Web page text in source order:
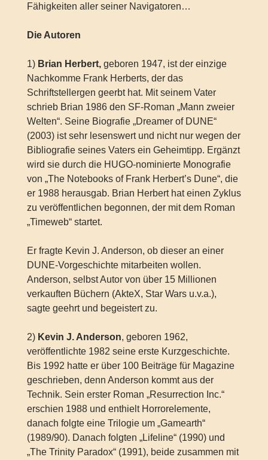
Fähigkeiten aller seiner Navigatoren…
Die Autoren
1) Brian Herbert,geboren 1947, ist der einzige
Nachkomme Frank Herberts, der das
Schriftstellergen geerbt hat. Mit seinem Vater
schrieb Brian 1986 den SF-Roman „Mann zweier
Welten“. Seine Biografie „Dreamer of DUNE“
(2003) ist sehr lesenswert und nicht nur wegen der
Bibliografie seines Vaters ein Geheimtipp. Ergänzt
wird sie durch die HUGO-nominierte Monografie
von „The Notebooks of Frank Herbert’s Dune“, die
er 1988 herausgab. Brian Herbert hat einen Zyklus
zu veröffentlichen begonnen, der mit dem Roman
„Timeweb“ startet.
Er fragte Kevin J. Anderson, ob dieser an einer
DUNE-Vorgeschichte mitarbeiten wollen.
Anderson, selbst Autor von über 15 Millionen
verkauften Büchern (AkteX, Star Wars u.v.a.),
sagte geehrt und begeistert zu.
2) Kevin J. Anderson, geboren 1962,
veröffentlichte 1982 seine erste Kurzgeschichte.
Bis 1992 hatte er über 100 Beiträge für Magazine
geschrieben, denn Anderson kommt aus der
Technik. Sein erster Roman „Resurrection Inc.“
erschien 1988 und enthielt Horrorelemente,
danach folgte eine Trilogie um „Gamearth“
(1989/90). Danach folgten „Lifeline“ (1990) und
„The Trinity Paradox“ (1991), beide zusammen mit